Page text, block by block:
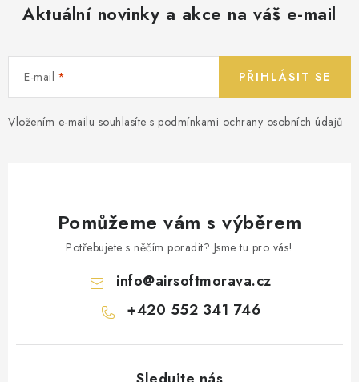
Aktuální novinky a akce na váš e-mail
E-mail
Vložením e-mailu souhlasíte s podmínkami ochrany osobních údajů
PŘIHLÁSIT SE
Pomůžeme vám s výběrem
Potřebujete s něčím poradit? Jsme tu pro vás!
info@airsoftmorava.cz
+420 552 341 746